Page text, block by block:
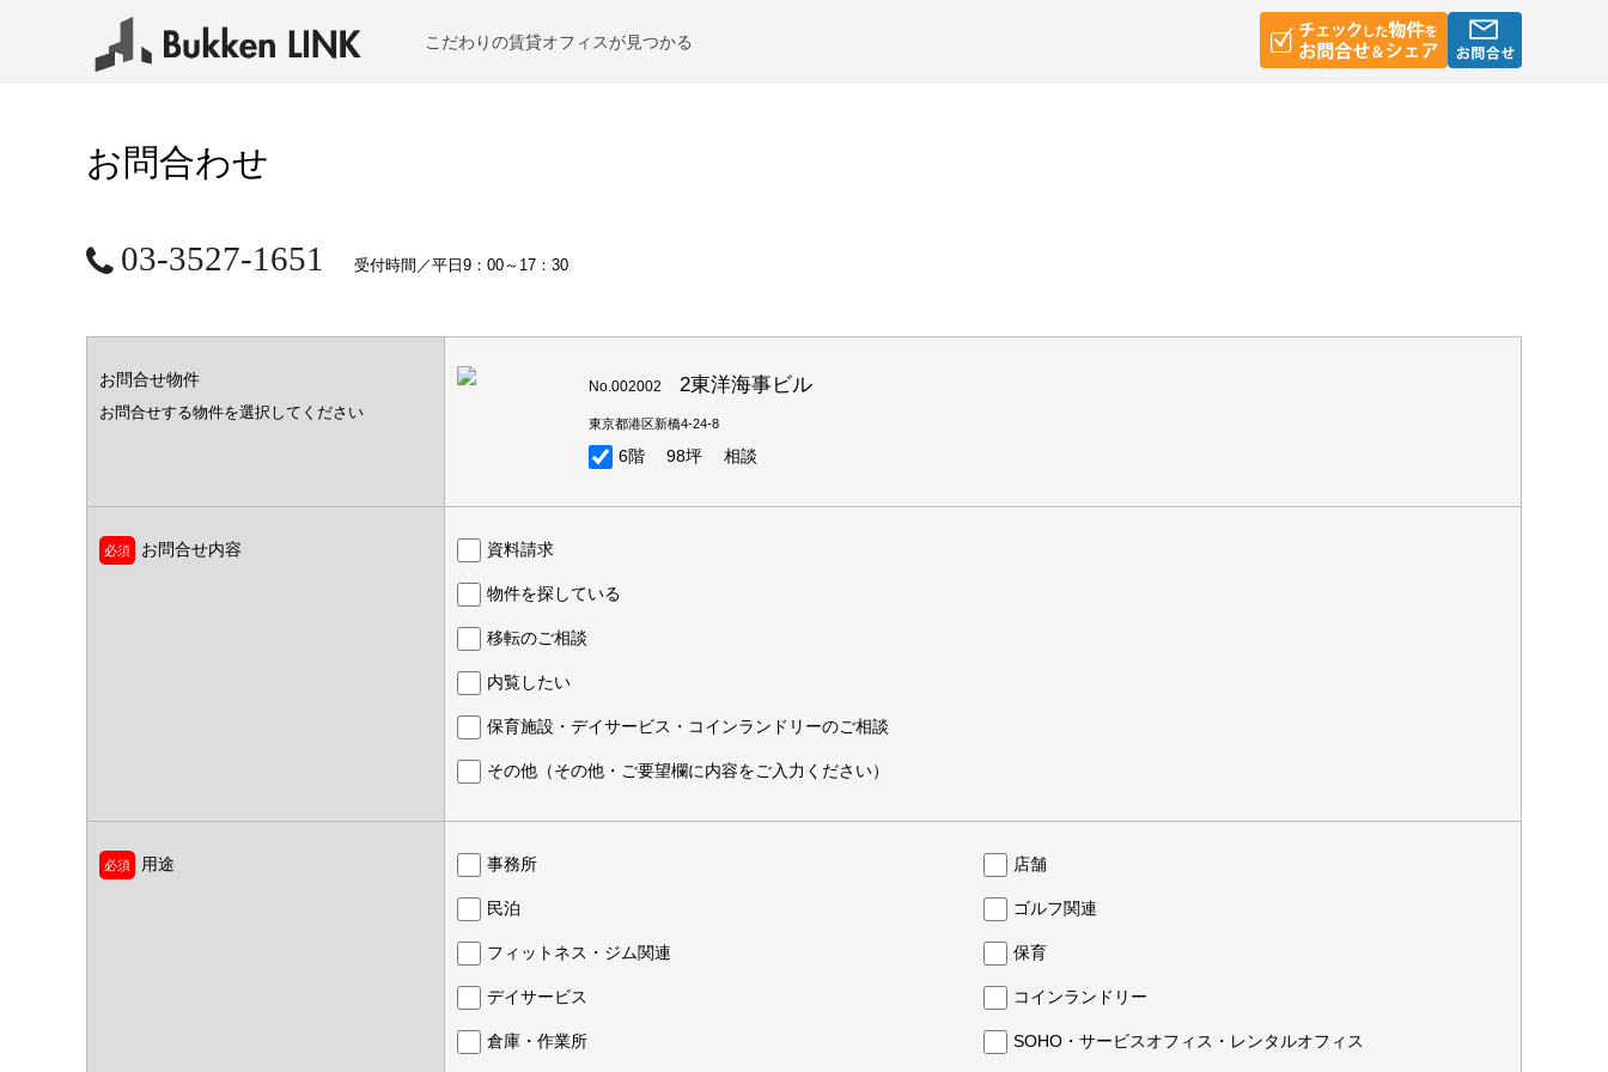
こだわりの賃貸オフィスが見つかる
お問合わせ
03-3527-1651 受付時間／平日9：00～17：30
お問合せ物件
お問合せする物件を選択してください
No.002002 2東洋海事ビル
東京都港区新橋4-24-8
6階 98坪 相談
お問合せ内容 資料請求
物件を探している
移転のご相談
内覧したい
保育施設・デイサービス・コインランドリーのご相談
その他（その他・ご要望欄に内容をご入力ください）
用途 事務所 店舗
民泊 ゴルフ関連
フィットネス・ジム関連 保育
デイサービス コインランドリー
倉庫・作業所 SOHO・サービスオフィス・レンタルオフィス